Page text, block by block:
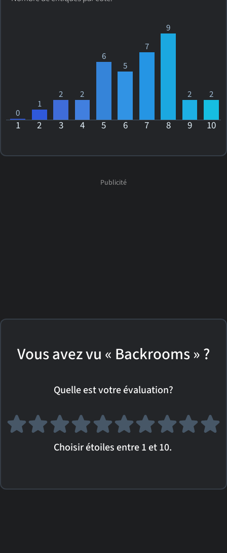
0
1
2 2
6
5
7
9
2 2
1 2 3 4 5 6 7 8 9 10
Vous avez vu « Backrooms » ?
Quelle est votre évaluation?
Choisir étoiles entre 1 et 10.